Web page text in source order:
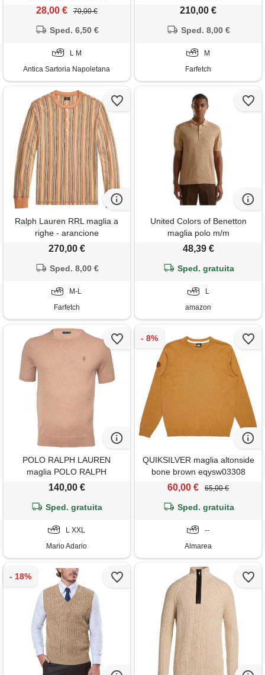
28,00 € 70,00 €
Sped. 6,50 €
L M
Antica Sartoria Napoletana
210,00 €
Sped. 8,00 €
M
Farfetch
Ralph Lauren RRL maglia a
righe - arancione
270,00 €
Sped. 8,00 €
M-L
Farfetch
United Colors of Benetton
maglia polo m/m
48,39 €
Sped. gratuita
L
amazon
POLO RALPH LAUREN
maglia POLO RALPH
LAUREN a maniche corte 500
140,00 €
Sped. gratuita
L XXL
Mario Adario
QUIKSILVER maglia altonside
bone brown eqysw03308
cmt0
60,00 € 65,00 €
Sped. gratuita
--
Almarea